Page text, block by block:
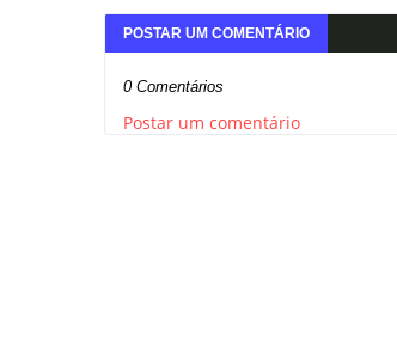
POSTAR UM COMENTÁRIO
0 Comentários
Postar um comentário